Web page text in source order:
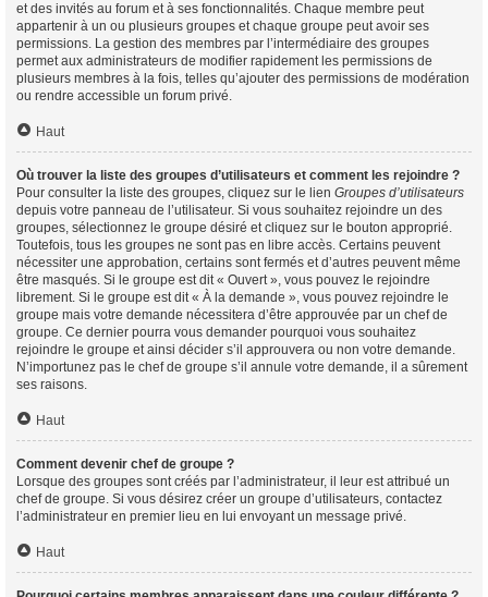
et des invités au forum et à ses fonctionnalités. Chaque membre peut
appartenir à un ou plusieurs groupes et chaque groupe peut avoir ses
permissions. La gestion des membres par l’intermédiaire des groupes
permet aux administrateurs de modifier rapidement les permissions de
plusieurs membres à la fois, telles qu’ajouter des permissions de modération
ou rendre accessible un forum privé.
Haut
Où trouver la liste des groupes d’utilisateurs et comment les rejoindre ?
Pour consulter la liste des groupes, cliquez sur le lien Groupes d’utilisateurs
depuis votre panneau de l’utilisateur. Si vous souhaitez rejoindre un des
groupes, sélectionnez le groupe désiré et cliquez sur le bouton approprié.
Toutefois, tous les groupes ne sont pas en libre accès. Certains peuvent
nécessiter une approbation, certains sont fermés et d’autres peuvent même
être masqués. Si le groupe est dit « Ouvert », vous pouvez le rejoindre
librement. Si le groupe est dit « À la demande », vous pouvez rejoindre le
groupe mais votre demande nécessitera d’être approuvée par un chef de
groupe. Ce dernier pourra vous demander pourquoi vous souhaitez
rejoindre le groupe et ainsi décider s’il approuvera ou non votre demande.
N’importunez pas le chef de groupe s’il annule votre demande, il a sûrement
ses raisons.
Haut
Comment devenir chef de groupe ?
Lorsque des groupes sont créés par l’administrateur, il leur est attribué un
chef de groupe. Si vous désirez créer un groupe d’utilisateurs, contactez
l’administrateur en premier lieu en lui envoyant un message privé.
Haut